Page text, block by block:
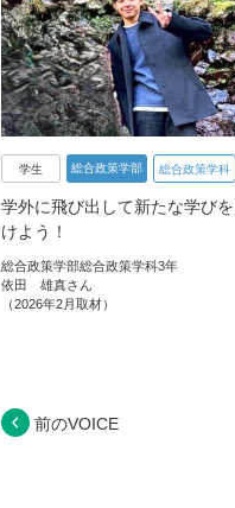
学生 総合政策学部 総合政策学科
学外に飛び出して新たな学び
けよう！
総合政策学部総合政策学科3年
依田 雄真さん
（2026年2月取材）
前のVOICE